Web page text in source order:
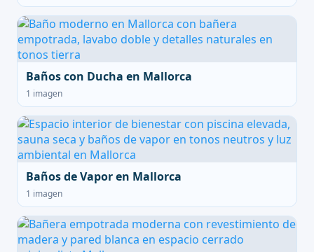
Baños con Ducha en Mallorca
1 imagen
Baños de Vapor en Mallorca
1 imagen